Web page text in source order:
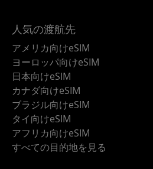
人気の渡航先
アメリカ向けeSIM
ヨーロッパ向けeSIM
日本向けeSIM
カナダ向けeSIM
ブラジル向けeSIM
タイ向けeSIM
アフリカ向けeSIM
すべての目的地を見る